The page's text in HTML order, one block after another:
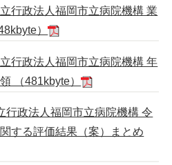
行政法人福岡市立病院機構 業
）
行政法人福岡市立病院機構 年
（481kbyte）
行政法人福岡市立病院機構 令
する評価結果（案）まとめ